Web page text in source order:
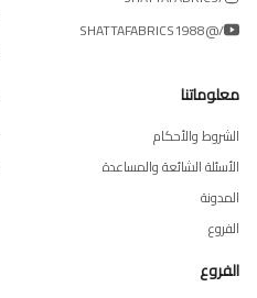
/@SHATTAFABRICS1988
معلوماتنا
الشروط والأحكام
الأسئلة الشائعة والمساعدة
المدونة
الفروع
الفروع